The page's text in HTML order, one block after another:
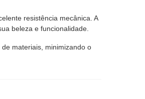
resistência mecânica. A
beleza e funcionalidade.
materiais, minimizando o